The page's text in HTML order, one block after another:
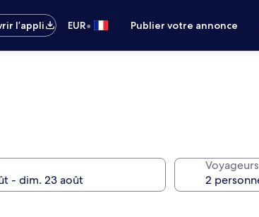
l’appli EUR• Publier votre annonce
Voyageurs